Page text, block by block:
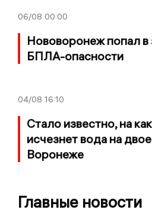
06/08 00:00
Нововоронеж попал в
БПЛА-опасности
04/08 16:10
Стало известно, на
исчезнет вода на
Воронеже
Главные новости